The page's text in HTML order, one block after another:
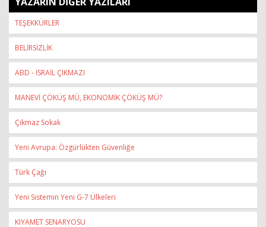
TEŞEKKÜRLER
BELİRSİZLİK
ABD - İSRAİL ÇIKMAZI
MANEVİ ÇÖKÜŞ MÜ, EKONOMİK ÇÖKÜŞ MÜ?
Çıkmaz Sokak
Yeni Avrupa: Özgürlükten Güvenliğe
Türk Çağı
Yeni Sistemin Yeni G-7 Ülkeleri
KIYAMET SENARYOSU